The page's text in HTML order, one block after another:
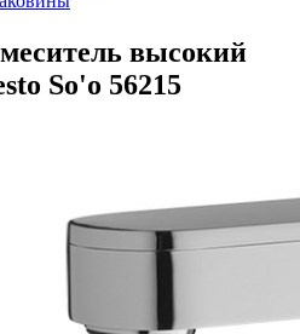
высокий
So'o 56215